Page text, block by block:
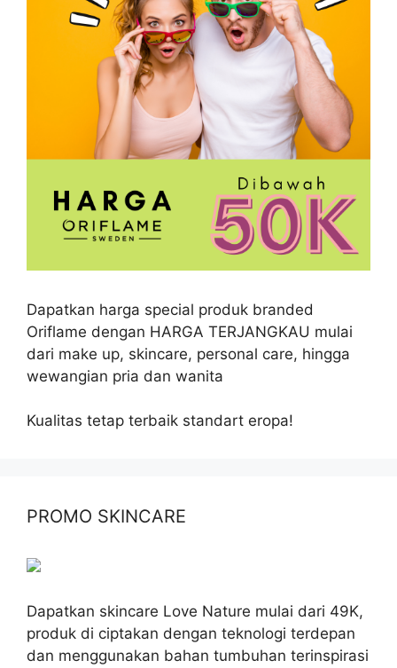
Dapatkan harga special produk branded
Oriflame dengan HARGA TERJANGKAU mulai
dari make up, skincare, personal care, hingga
wewangian pria dan wanita
Kualitas tetap terbaik standart eropa!
PROMO SKINCARE
Dapatkan skincare Love Nature mulai dari 49K,
produk di ciptakan dengan teknologi terdepan
dan menggunakan bahan tumbuhan terinspirasi